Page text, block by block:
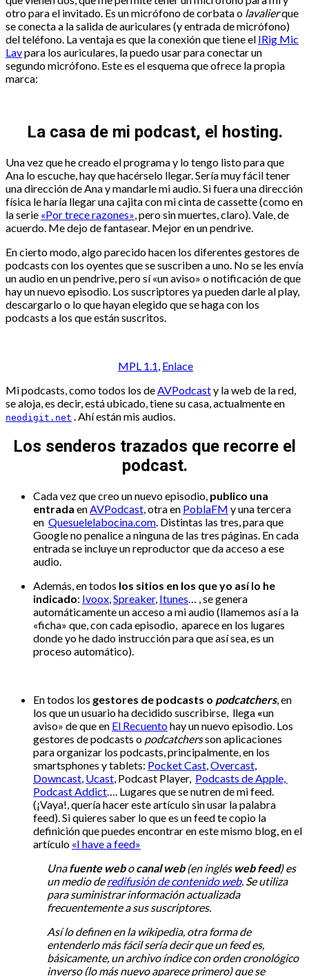
otro para el invitado. Es un micrófono de corbata o lavalierque
se conecta a la salida de auriculares (y entrada de micrófono)
del teléfono. La ventaja es que la conexión que tiene el IRig Mic
Lavpara los auriculares, la puedo usar para conectar un
segundo micrófono. Este es el esquema que ofrece la propia
marca:
La casa de mi podcast, el hosting.
Una vez que he creado el programa y lo tengo listo para que
Ana lo escuche, hay que hacérselo llegar. Sería muy fácil tener
una dirección de Ana y mandarle mi audio. Si fuera una dirección
física le haría llegar una cajita con mi cinta de cassette (como en
la serie «Por trece razones», pero sin muertes, claro). Vale, de
acuerdo. Me dejo de fantasear. Mejor en un pendrive.
En cierto modo, algo parecido hacen los diferentes gestores de
podcasts con los oyentes que se suscriben a uno. No se les envía
un audio en un pendrive, pero sí «un aviso» o notificación de que
hay un nuevo episodio. Los suscriptores ya pueden darle al play,
descargarlo o lo que hayan elegido que se haga con los
podcasts a los que están suscritos.
MPL 1.1, Enlace
Mi podcasts, como todos los deAVPodcasty la web de la red,
se aloja, es decir, está ubicado, tiene su casa, actualmente en
neodigit.net . Ahí están mis audios.
Los senderos trazados que recorre el
podcast.
Cada vez que creo un nuevo episodio, publico una
entrada enAVPodcast, otra en PoblaFM y una tercera
en Quesuelelabocina.com. Distintas las tres, para que
Google no penalice a ninguna de las tres páginas. En cada
entrada se incluye un reproductor que da acceso a ese
audio.
Además, en todos los sitios en los que yo así lo he
indicado: Ivoox,Spreaker, Itunes… , se genera
automáticamente un acceso a mi audio (llamemos así a la
«ficha» que, con cada episodio, aparece en los lugares
donde yo he dado instrucción para que así sea, es un
proceso automático).
En todos los gestores de podcasts o podcatchers, en
los que un usuario ha decidido suscribirse, llega «un
aviso» de que en El Recuentohay un nuevo episodio. Los
gestores de podcasts o podcatchersson aplicaciones
para organizar los podcasts, principalmente, en los
smartsphones y tablets: Pocket Cast,Overcast,
Downcast, Ucast, Podcast Player, Podcasts de Apple,
Podcast Addict…. Lugares que se nutren de mi feed.
(¡Vaya!, quería hacer este artículo sin usar la palabra
feed). Si quieres saber lo que es un feed te copio la
definición que puedes encontrar en este mismo blog, en el
artículo «I have a feed»
Unafuente webocanal web(en inglés web feed) es
un medio deredifusión de contenido web. Se utiliza
para suministrar información actualizada
frecuentemente a sus suscriptores.
Así lo definen en la wikipedia, otra forma de
entenderlo más fácil sería decir que un feed es,
básicamente, un archivo índice con orden cronológico
inverso (lo más nuevo aparece primero) que se